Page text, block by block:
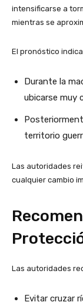
intensificarse a
mientras se
El pronóstico
Durante la
ubicarse muy
territorio
Las autoridades
cualquier cambio
Las autoridades
Evitar cruzar